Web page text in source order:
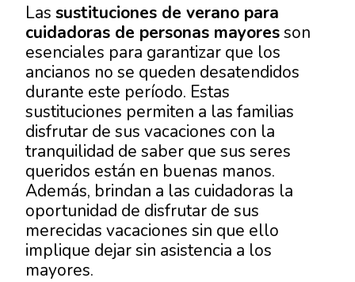
Lassustituciones de verano para
cuidadoras de personas mayoresson
esenciales para garantizar que los
ancianos no se queden desatendidos
durante este período. Estas
sustituciones permiten a las familias
disfrutar de sus vacaciones con la
tranquilidad de saber que sus seres
queridos están en buenas manos.
Además, brindan a las cuidadoras la
oportunidad de disfrutar de sus
merecidas vacaciones sin que ello
implique dejar sin asistencia a los
mayores.